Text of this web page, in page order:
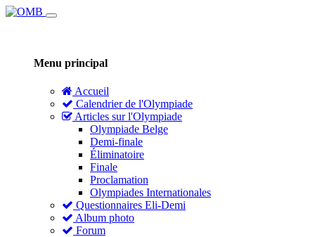
Menu principal
Accueil
Calendrier de l'Olympiade
Articles sur l'Olympiade
Olympiade Belge
Demi-finale
Éliminatoire
Finale
Proclamation
Olympiades Internationales
Questionnaires Eli-Demi
Album photo
Forum